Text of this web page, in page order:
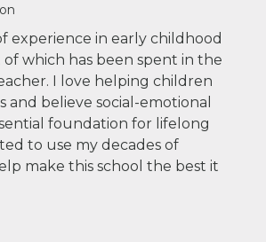
experience in early childhood
which has been spent in the
I love helping children
and believe social-emotional
foundation for lifelong
to use my decades of
make this school the best it